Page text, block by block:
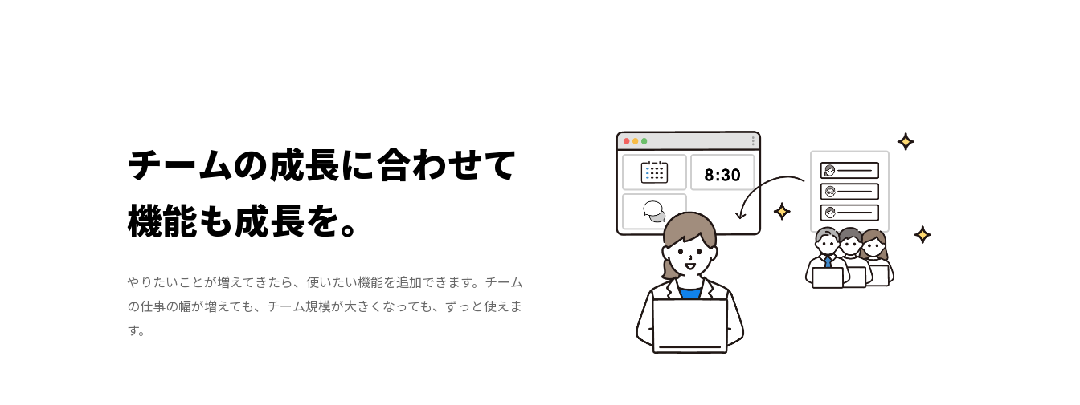
チームの成長に合わせて
機能も成長を。
やりたいことが増えてきたら、使いたい機能を追加できます。チーム
の仕事の幅が増えても、チーム規模が大きくなっても、ずっと使えま
す。